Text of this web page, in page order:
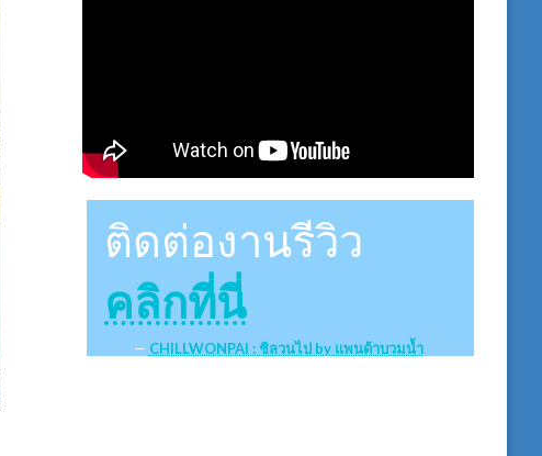
ติดต่องานรีวิว
คลิกที่นี่
CHILLWONPAI : ชิลวนไป by แพนด้าบวมน้ำ